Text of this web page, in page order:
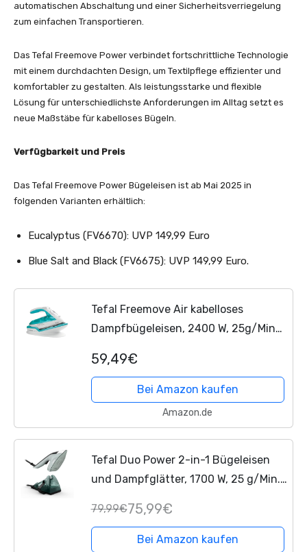
automatischen Abschaltung und einer Sicherheitsverriegelung
zum einfachen Transportieren.
Das Tefal Freemove Power verbindet fortschrittliche Technologie
mit einem durchdachten Design, um Textilpflege effizienter und
komfortabler zu gestalten. Als leistungsstarke und flexible
Lösung für unterschiedlichste Anforderungen im Alltag setzt es
neue Maßstäbe für kabelloses Bügeln.
Verfügbarkeit und Preis
Das Tefal Freemove Power Bügeleisen ist ab Mai 2025 in
folgenden Varianten erhältlich:
Eucalyptus (FV6670): UVP 149,99 Euro
Blue Salt and Black (FV6675): UVP 149,99 Euro.
Tefal Freemove Air kabelloses
Dampfbügeleisen, 2400 W, 25g/Min-
Bügeleisen kabellos, einfaches
Aufladen, Tropfstopp,...
59,49€
Bei Amazon kaufen
Amazon.de
Tefal Duo Power 2-in-1 Bügeleisen
und Dampfglätter, 1700 W, 25 g/Min.
Dampfstoß, leichtes Handteil, 30 Sek.
Aufheizzeit,...
79,99€75,99€
Bei Amazon kaufen